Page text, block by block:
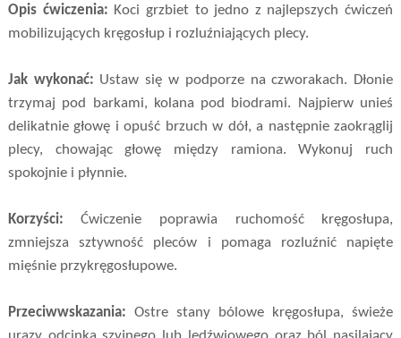
Opis ćwiczenia: Koci grzbiet to jedno z najlepszych ćwiczeń
mobilizujących kręgosłup i rozluźniających plecy.
Jak wykonać: Ustaw się w podporze na czworakach. Dłonie
trzymaj pod barkami, kolana pod biodrami. Najpierw unieś
delikatnie głowę i opuść brzuch w dół, a następnie zaokrąglij
plecy, chowając głowę między ramiona. Wykonuj ruch
spokojnie i płynnie.
Korzyści: Ćwiczenie poprawia ruchomość kręgosłupa,
zmniejsza sztywność pleców i pomaga rozluźnić napięte
mięśnie przykręgosłupowe.
Przeciwwskazania: Ostre stany bólowe kręgosłupa, świeże